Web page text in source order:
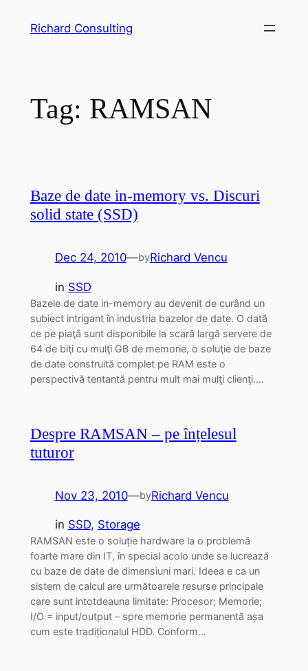
Richard Consulting
Tag: RAMSAN
Baze de date in-memory vs. Discuri
solid state (SSD)
Dec 24, 2010—byRichard Vencu
in SSD
Bazele de date in-memory au devenit de curând un
subiect intrigant în industria bazelor de date. O dată
ce pe piaţă sunt disponibile la scară largă servere de
64 de biţi cu mulţi GB de memorie, o soluţie de baze
de date construită complet pe RAM este o
perspectivă tentantă pentru mult mai mulţi clienţi.…
Despre RAMSAN – pe înțelesul
tuturor
Nov 23, 2010—byRichard Vencu
in SSD, Storage
RAMSAN este o soluție hardware la o problemă
foarte mare din IT, în special acolo unde se lucrează
cu baze de date de dimensiuni mari. Ideea e ca un
sistem de calcul are următoarele resurse principale
care sunt intotdeauna limitate: Procesor; Memorie;
I/O = input/output – spre memorie permanentă așa
cum este tradiționalul HDD. Conform…